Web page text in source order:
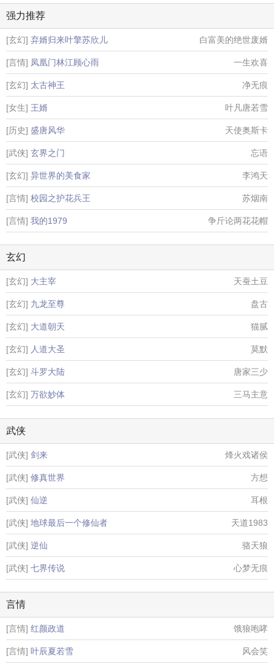
强力推荐
[玄幻] 弃婿归来叶擎苏欣儿 白富美的绝世废婿
[言情] 凤凰门林江顾心雨 一生欢喜
[玄幻] 太古神王 净无痕
[女生] 王婿 叶凡唐若雪
[历史] 盛唐风华 天使奥斯卡
[武侠] 玄界之门 忘语
[玄幻] 异世界的美食家 李鸿天
[言情] 校园之护花兵王 苏烟南
[言情] 我的1979 争斤论两花花帽
玄幻
[玄幻] 大主宰 天蚕土豆
[玄幻] 九龙至尊 盘古
[玄幻] 大道朝天 猫腻
[玄幻] 人道大圣 莫默
[玄幻] 斗罗大陆 唐家三少
[玄幻] 万欲妙体 三马主意
武侠
[武侠] 剑来 烽火戏诸侯
[武侠] 修真世界 方想
[武侠] 仙逆 耳根
[武侠] 地球最后一个修仙者 天道1983
[武侠] 逆仙 骆天狼
[武侠] 七界传说 心梦无痕
言情
[言情] 红颜政道 饿狼咆哮
[言情] 叶辰夏若雪 风会笑